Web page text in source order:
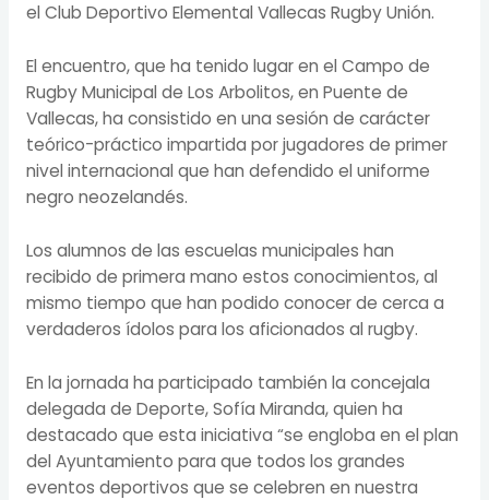
el Club Deportivo Elemental Vallecas Rugby Unión.
El encuentro, que ha tenido lugar en el Campo de
Rugby Municipal de Los Arbolitos, en Puente de
Vallecas, ha consistido en una sesión de carácter
teórico-práctico impartida por jugadores de primer
nivel internacional que han defendido el uniforme
negro neozelandés.
Los alumnos de las escuelas municipales han
recibido de primera mano estos conocimientos, al
mismo tiempo que han podido conocer de cerca a
verdaderos ídolos para los aficionados al rugby.
En la jornada ha participado también la concejala
delegada de Deporte, Sofía Miranda, quien ha
destacado que esta iniciativa “se engloba en el plan
del Ayuntamiento para que todos los grandes
eventos deportivos que se celebren en nuestra